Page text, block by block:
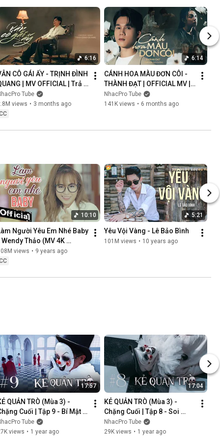
6:16
CÔ GÁI ẤY - TRỊNH ĐÌNH
| MV OFFICIAL | Trả
Em Quá Khứ Đau Lòng
Lỗi Vì Làm Em Khóc
Tube
views • 3 months ago
6:14
CÁNH HOA MÀU ĐƠN CÔI -
THÀNH ĐẠT | OFFICIAL MV |
Anh Nghĩ Chắc Là Ý Trời
Nhưng Buồn Lắm Người Ơi...
NhacPro Tube
141K views • 6 months ago
10:10
Người Yêu Em Nhé Baby
Wendy Thảo (MV 4K
views • 9 years ago
5:21
Yêu Vội Vàng - Lê Bảo Bình
101M views • 10 years ago
17:57
QUẢN TRÒ (Mùa 3) -
Cuối | Tập 9 - Bí Mật
| GAME CUNG HOÀNG
|| Web Drama 2025
Tube
views • 1 year ago
17:04
KẺ QUẢN TRÒ (Mùa 3) -
Chặng Cuối | Tập 8 - Soi
Cung | GAME CUNG HOÀNG
ĐẠO || Web Drama 2025
NhacPro Tube
29K views • 1 year ago